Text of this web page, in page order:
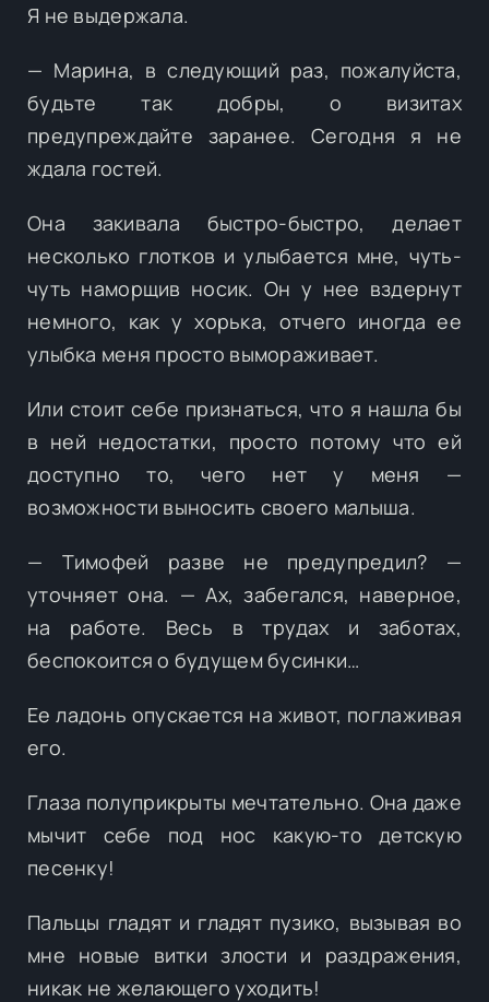
Я не выдержала.
— Марина, в следующий раз, пожалуйста,
будьте так добры, о визитах
предупреждайте заранее. Сегодня я не
ждала гостей.
Она закивала быстро-быстро, делает
несколько глотков и улыбается мне, чуть-
чуть наморщив носик. Он у нее вздернут
немного, как у хорька, отчего иногда ее
улыбка меня просто вымораживает.
Или стоит себе признаться, что я нашла бы
в ней недостатки, просто потому что ей
доступно то, чего нет у меня —
возможности выносить своего малыша.
— Тимофей разве не предупредил? —
уточняет она. — Ах, забегался, наверное,
на работе. Весь в трудах и заботах,
беспокоится о будущем бусинки…
Ее ладонь опускается на живот, поглаживая
его.
Глаза полуприкрыты мечтательно. Она даже
мычит себе под нос какую-то детскую
песенку!
Пальцы гладят и гладят пузико, вызывая во
мне новые витки злости и раздражения,
никак не желающего уходить!